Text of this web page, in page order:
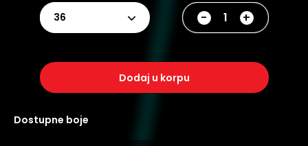
36
- +
dodaj u korpu
dostupne boje